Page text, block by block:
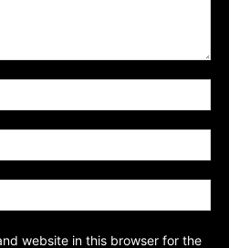
website in this browser for the